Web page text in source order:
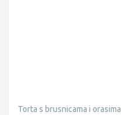
Torta s brusnicama i orasima